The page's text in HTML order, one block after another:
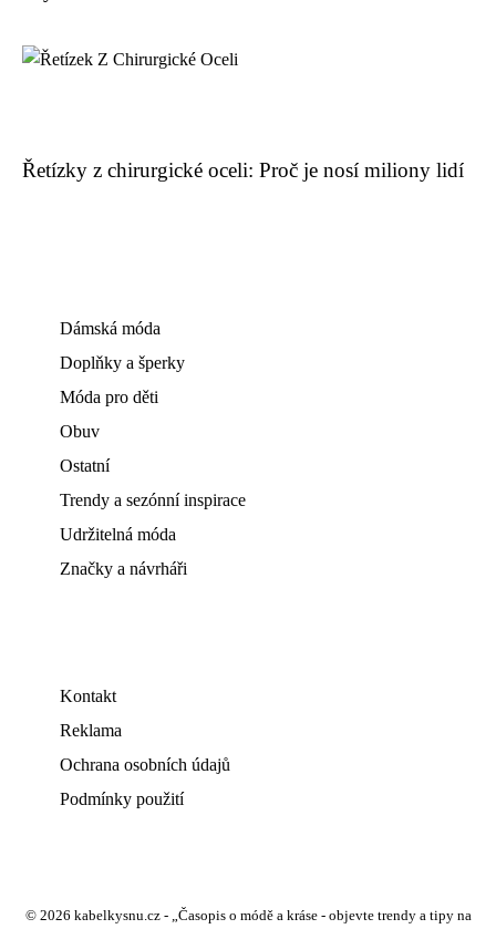
Řetízky z chirurgické oceli: Proč je nosí miliony lidí
Dámská móda
Doplňky a šperky
Móda pro děti
Obuv
Ostatní
Trendy a sezónní inspirace
Udržitelná móda
Značky a návrháři
Kontakt
Reklama
Ochrana osobních údajů
Podmínky použití
© 2026 kabelkysnu.cz - „Časopis o módě a kráse - objevte trendy a tipy na